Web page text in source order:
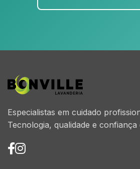
Especialistas em cuidado
Tecnologia, qualidade e confiança